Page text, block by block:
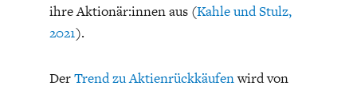
ihre Aktionär:innen aus (Kahle und Stulz,
2021).
DerTrend zu Aktienrückkäufenwird von